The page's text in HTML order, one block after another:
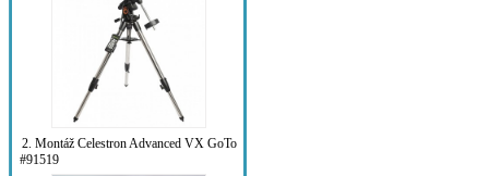
2. Montáž Celestron Advanced VX GoTo
#91519